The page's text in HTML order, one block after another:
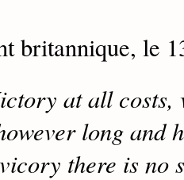
britannique, le
at all
long and
there is no